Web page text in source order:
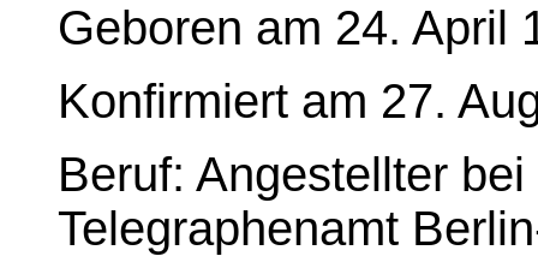
Geboren am 24. April
Konfirmiert am 27.
Beruf: Angestellter
Telegraphenamt